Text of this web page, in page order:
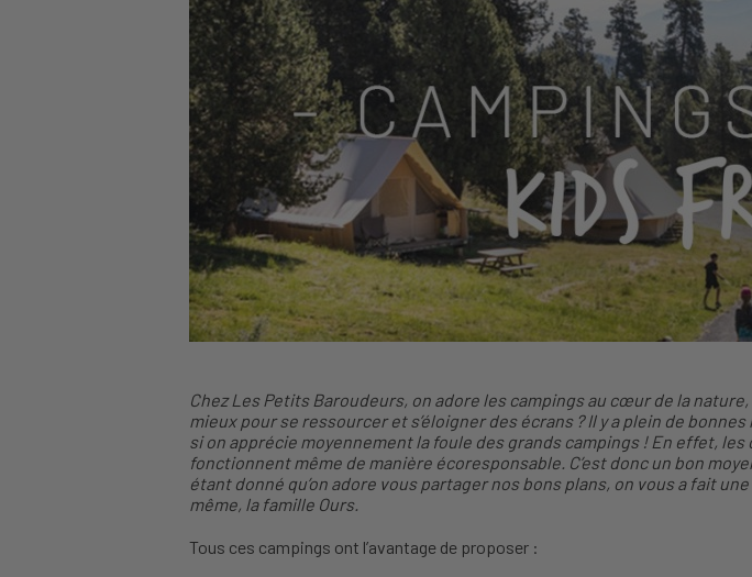
Chez Les Petits Baroudeurs, on adore les campings au cœur de la
mieux pour se ressourcer et s’éloigner des écrans ? Il y a plein de
si on apprécie moyennement la foule des grands campings ! En effet,
fonctionnent même de manière écoresponsable. C’est donc un bon
étant donné qu’on adore vous partager nos bons plans, on vous a fait
même, la famille Ours.
Tous ces campings ont l’avantage de proposer :